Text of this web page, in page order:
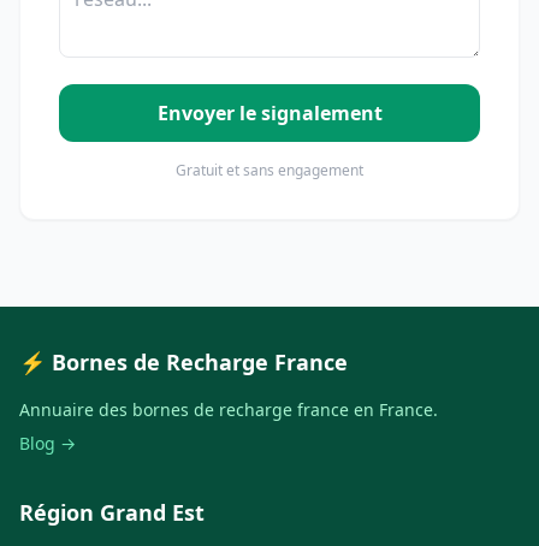
Envoyer le signalement
Gratuit et sans engagement
⚡ Bornes de Recharge France
Annuaire des bornes de recharge france en France.
Blog →
Région Grand Est